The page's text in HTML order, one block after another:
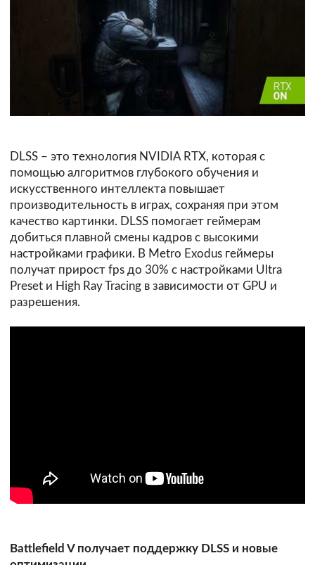
DLSS – это технология NVIDIA RTX, которая с
помощью алгоритмов глубокого обучения и
искусственного интеллекта повышает
производительность в играх, сохраняя при этом
качество картинки. DLSS помогает геймерам
добиться плавной смены кадров с высокими
настройками графики. В Metro Exodus геймеры
получат прирост fps до 30% с настройками Ultra
Preset и High Ray Tracing в зависимости от GPU и
разрешения.
Battlefield V получает поддержку DLSS и новые